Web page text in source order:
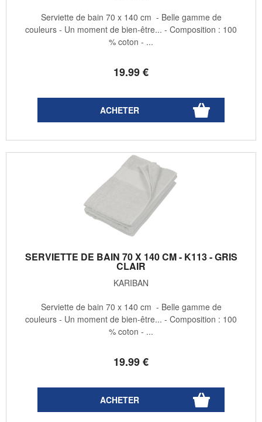
19.99€
Serviette de bain 70 x 140 cm - Belle gamme de
couleurs - Un moment de bien-être... - Composition : 100
% coton - ...
SERVIETTE DE BAIN 70 X 140 CM - K113 - GRIS
CLAIR
KARIBAN
19.99€
Serviette de bain 70 x 140 cm - Belle gamme de
couleurs - Un moment de bien-être... - Composition : 100
% coton - ...